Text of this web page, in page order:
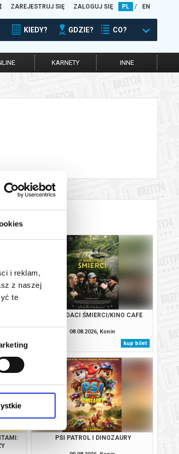
i reklam,
z naszej
te
ZAREJESTRUJ SIĘ ZALOGUJ SIĘ PL / EN
KIEDY? GDZIE? CO?
KARNETY INNE
bilet
KANDYDACI ŚMIERCI/KINO CAFE
08.08.2026, Konin
kup bilet
PSI PATROL I DINOZAURY